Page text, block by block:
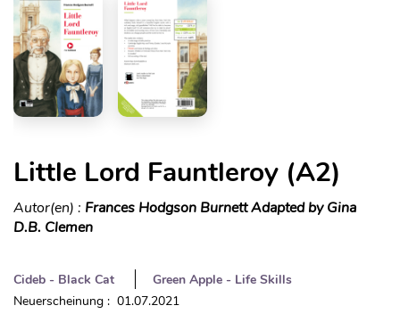
Little Lord Fauntleroy (A2)
Autor(en) : Frances Hodgson Burnett Adapted by Gina
D.B. Clemen
Cideb - Black Cat
Green Apple - Life Skills
Neuerscheinung : 01.07.2021